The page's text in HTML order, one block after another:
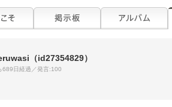
（id27354829）
689日経過／発言:100